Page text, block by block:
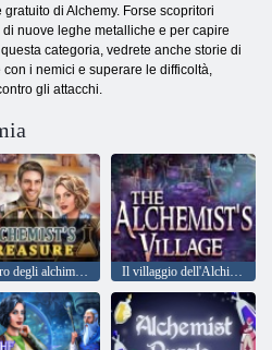
di Alchemy. Forse scopritori
nuove leghe metalliche e per capire
categoria, vedrete anche storie di
i nemici e superare le difficoltà,
gli attacchi.
Il tesoro degli alchimisti Il villaggio dell'Alchimista